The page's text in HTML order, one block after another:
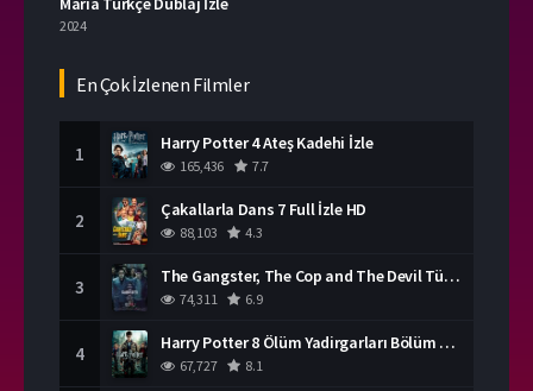
2024
En Çok İzlenen Filmler
1 Harry Potter 4 Ateş Kadehi İzle
165,436 7.7
2 Çakallarla Dans 7 Full İzle HD
88,103 4.3
3 The Gangster, The Cop and The Devil Türkçe Dublaj İzle
74,311 6.9
4 Harry Potter 8 Ölüm Yadirgarları Bölüm 2 İzle
67,727 8.1